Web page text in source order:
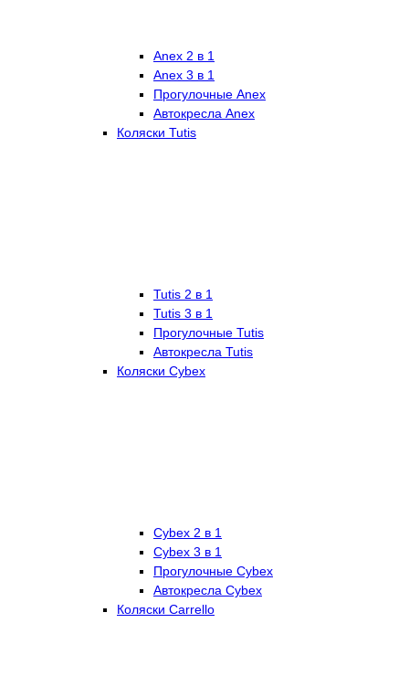
Anex 2 в 1
Anex 3 в 1
Прогулочные Anex
Автокресла Anex
Коляски Tutis
Tutis 2 в 1
Tutis 3 в 1
Прогулочные Tutis
Автокресла Tutis
Коляски Cybex
Cybex 2 в 1
Cybex 3 в 1
Прогулочные Cybex
Автокресла Cybex
Коляски Carrello